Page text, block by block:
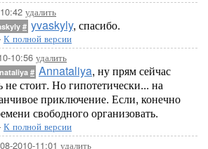
удалить
# yvaskyly, спасибо.
К полной версии
10:56 удалить
# Annataliya, ну прям сейчас
не стоит. Но гипотетически... на
приключение. Если, конечно
свободного организовать.
К полной версии
2010-11:01 удалить